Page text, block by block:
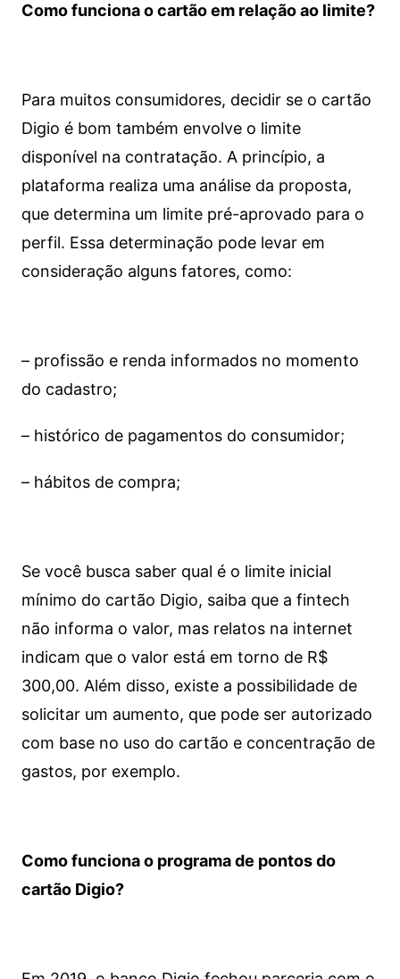
Como funciona o cartão em relação ao limite?
Para muitos consumidores, decidir se o cartão
Digio é bom também envolve o limite
disponível na contratação. A princípio, a
plataforma realiza uma análise da proposta,
que determina um limite pré-aprovado para o
perfil. Essa determinação pode levar em
consideração alguns fatores, como:
– profissão e renda informados no momento
do cadastro;
– histórico de pagamentos do consumidor;
– hábitos de compra;
Se você busca saber qual é o limite inicial
mínimo do cartão Digio, saiba que a fintech
não informa o valor, mas relatos na internet
indicam que o valor está em torno de R$
300,00. Além disso, existe a possibilidade de
solicitar um aumento, que pode ser autorizado
com base no uso do cartão e concentração de
gastos, por exemplo.
Como funciona o programa de pontos do
cartão Digio?